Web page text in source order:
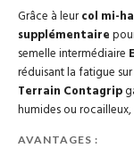
Grâce à leurcol mi-
supplémentaire
semelle intermédiaire
réduisant la fatigue
Terrain Contagrip
humides ou rocailleux,
AVANTAGES :